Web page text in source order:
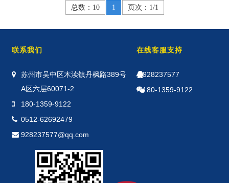
总数：10 1 页次：1/1
联系我们
苏州市吴中区木渎镇丹枫路389号
A区六层60071-2
180-1359-9122
0512-62692479
928237577@qq.com
在线客服支持
928237577
180-1359-9122